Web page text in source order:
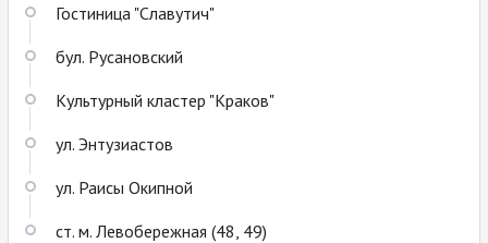
Гостиница "Славутич"
бул. Русановский
Культурный кластер "Краков"
ул. Энтузиастов
ул. Раисы Окипной
ст. м. Левобережная (48, 49)